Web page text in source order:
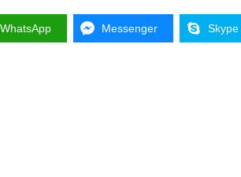
WhatsApp Messenger Skype